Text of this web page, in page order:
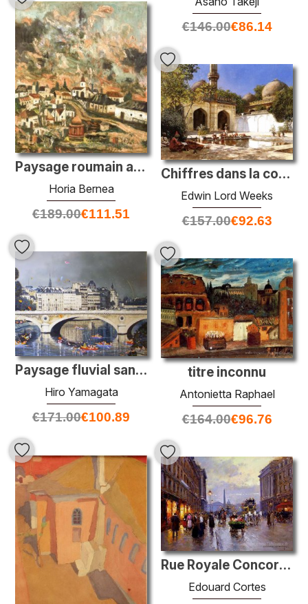
€146.00€86.14
Paysage roumain ancien II
Horia Bernea
€189.00€111.51
Chiffres dans la cour d'une mosquée
Edwin Lord Weeks
€157.00€92.63
Paysage fluvial sans titre
Hiro Yamagata
€171.00€100.89
titre inconnu
Antonietta Raphael
€164.00€96.76
Rue Royale Concorde
Edouard Cortes